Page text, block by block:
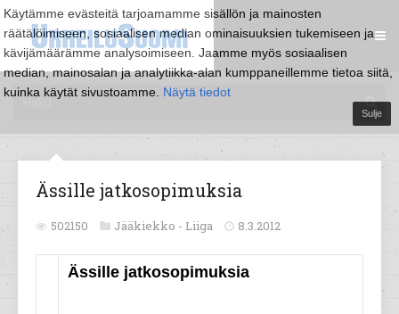
Käytämme evästeitä tarjoamamme sisällön ja mainosten
räätälöimiseen, sosiaalisen median ominaisuuksien tukemiseen ja
kävijämäärämme analysoimiseen. Jaamme myös sosiaalisen
median, mainosalan ja analytiikka-alan kumppaneillemme tietoa siitä,
kuinka käytät sivustoamme. Näytä tiedot
Sulje
Ässille jatkosopimuksia
502150 Jääkiekko - Liiga 8.3.2012
Ässille jatkosopimuksia